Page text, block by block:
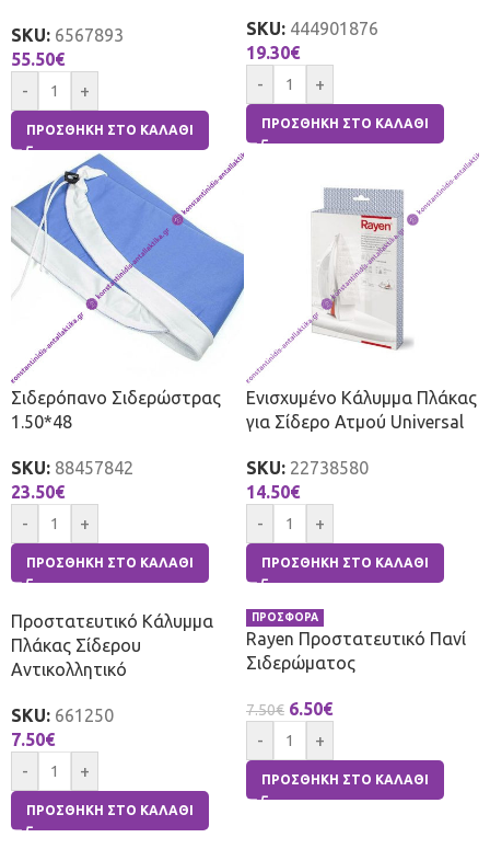
SKU: 6567893
55.50€
-
+
ΠΡΟΣΘΉΚΗ ΣΤΟ ΚΑΛΆΘΙ
SKU: 444901876
19.30€
-
+
ΠΡΟΣΘΉΚΗ ΣΤΟ ΚΑΛΆΘΙ
Σιδερόπανο Σιδερώστρας
1.50*48
SKU: 88457842
23.50€
-
+
ΠΡΟΣΘΉΚΗ ΣΤΟ ΚΑΛΆΘΙ
Ενισχυμένο Κάλυμμα Πλάκας
για Σίδερο Ατμού Universal
SKU: 22738580
14.50€
-
+
ΠΡΟΣΘΉΚΗ ΣΤΟ ΚΑΛΆΘΙ
Προστατευτικό Κάλυμμα
Πλάκας Σίδερου
Αντικολλητικό
SKU: 661250
7.50€
-
+
ΠΡΟΣΘΉΚΗ ΣΤΟ ΚΑΛΆΘΙ
ΠΡΟΣΦΟΡΑ
Rayen Προστατευτικό Πανί
Σιδερώματος
7.50€ 6.50€
-
+
ΠΡΟΣΘΉΚΗ ΣΤΟ ΚΑΛΆΘΙ